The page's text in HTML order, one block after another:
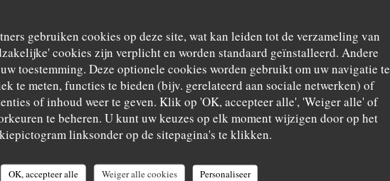
gebruiken cookies op deze site, wat kan leiden tot de verzameling van
cookies zijn verplicht en worden standaard geïnstalleerd. Andere
toestemming. Deze optionele cookies worden gebruikt om uw navigatie te
te meten, functies te bieden (bijv. gerelateerd aan sociale netwerken) of
of inhoud weer te geven. Klik op 'OK, accepteer alle', 'Weiger alle' of
te beheren. U kunt uw keuzes op elk moment wijzigen door op het
linksonder op de sitepagina's te klikken.
OK, accepteer alle Weiger alle cookies
Personaliseer
!
Service:4/5 Atmosfeer:5 /5 Keuken:5 /5 Kwaliteit / Prijs: 4/5